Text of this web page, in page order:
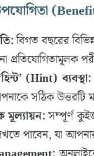
বিগত বছরের
প্রতিযোগিতামূলক
(Hint) ব্যবস্থা:
সঠিক উত্তরটি
মূল্যায়ন:সম্পূর্ণ
পাবেন, যা